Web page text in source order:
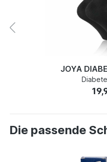
JOYA
Die passende